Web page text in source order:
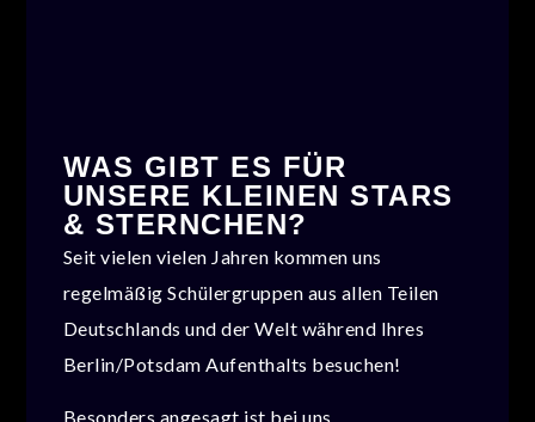
WAS GIBT ES FÜR
UNSERE KLEINEN STARS
& STERNCHEN?
Seit vielen vielen Jahren kommen uns
regelmäßig Schülergruppen aus allen Teilen
Deutschlands und der Welt während Ihres
Berlin/Potsdam Aufenthalts besuchen!
Besonders angesagt ist bei uns